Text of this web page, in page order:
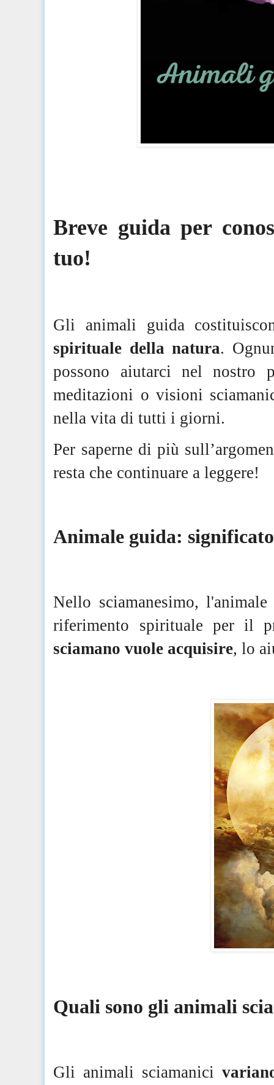
Breve guida per
tuo!
Gli animali guida
spirituale della natura.
possono aiutarci nel nostro
meditazioni o visioni
nella vita di tutti i giorni.
Per saperne di più
resta che continuare a leggere!
Animale guida:
Nello sciamanesimo,
riferimento spirituale per il
sciamano vuole acquisire, lo
Quali sono gli animali
Gli animali sciamanici